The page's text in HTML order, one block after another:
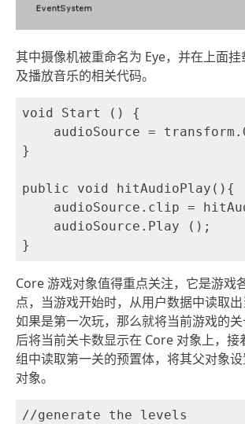
其中摄像机被重命名为 Eye，并在上面
及播放音乐的相关代码。
void Start () {
audioSource =
}
public void hitAudioPlay(){
audioSource.clip =
    audioSource.Play ();
Core 游戏对象值得重点关注，它是游戏
点，当游戏开始时，从用户数据中读取出
如果是第一次玩，那么就将当前游戏的
后将当前关卡数显示在 Core 对象上，接
组中读取第一关的预置体，将其父对象
对象。
//generate the levels